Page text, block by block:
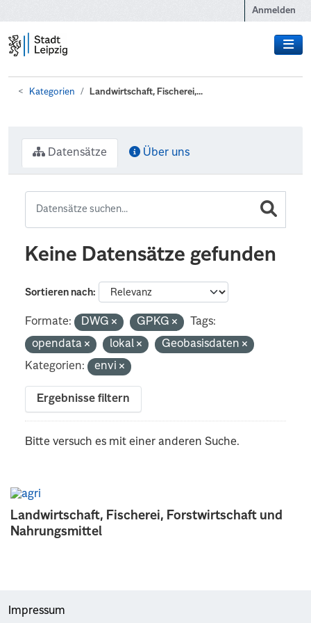
Anmelden
Kategorien Landwirtschaft, Fischerei,...
Landwirtschaft, Fischerei, Forstwirtschaft und
Nahrungsmittel
Datensätze Über uns
Keine Datensätze gefunden
Sortieren nach
Formate: DWG GPKG
Tags:
opendata
lokal
Geobasisdaten
Kategorien:
envi
Ergebnisse filtern
Bitte versuch es mit einer anderen Suche.
Impressum